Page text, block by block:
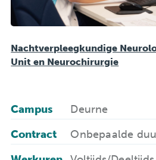
Nachtverpleegkundige
Unit en Neurochirurgie
Campus
Deurne
Contract
Onbepaalde